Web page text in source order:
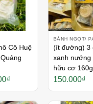
Cô Huệ
₫Khoảng
45.000₫
BÁNH NGỌT/
(ít đường) 3
xanh
hữu cơ 160g
150.000₫